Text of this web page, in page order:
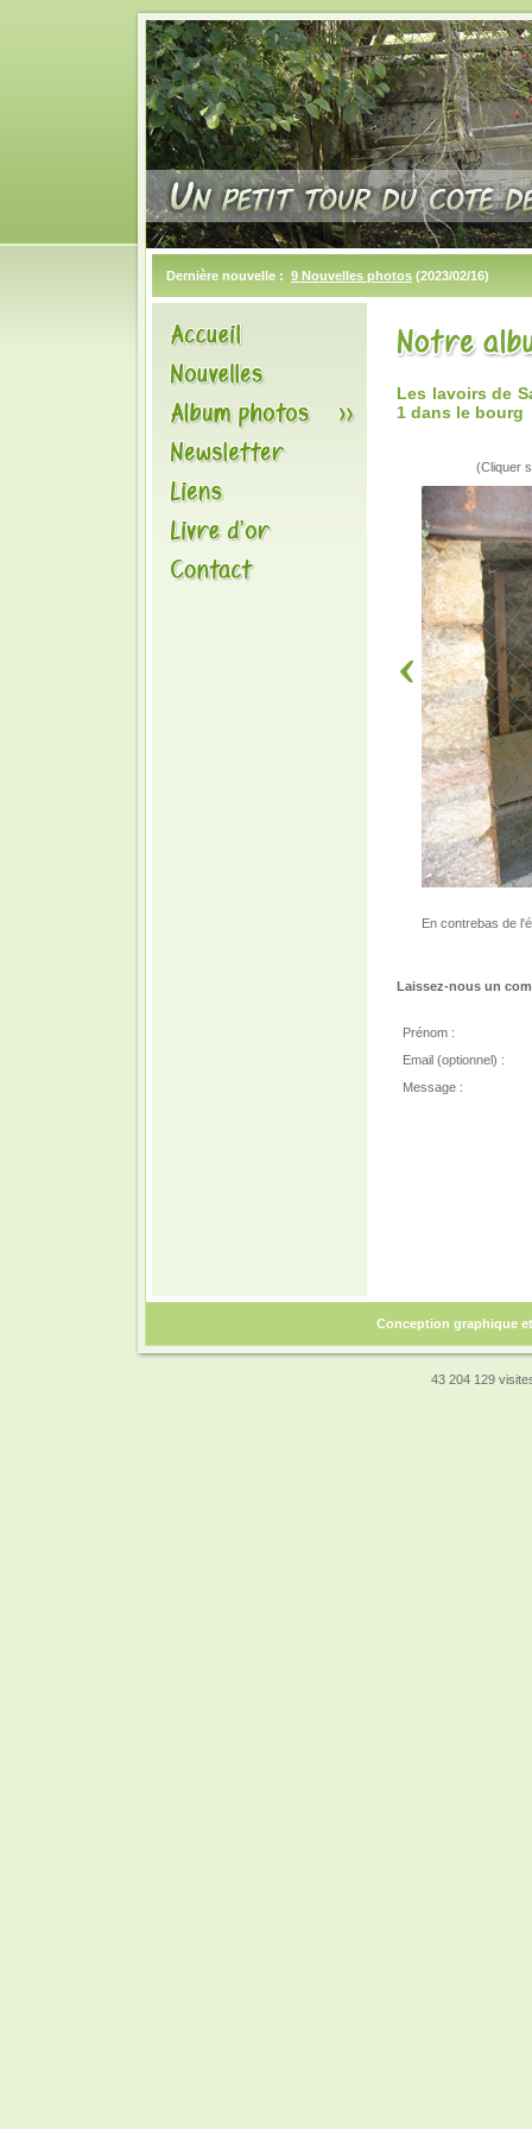
Dernière nouvelle : 9 Nouvelles photos (2023/02/16)
Les lavoirs de
1 dans le bourg
(Cliquer
En contrebas de
Laissez-nous un
Prénom :
Email (optionnel) :
Message :
Conception graphique
43 204 129